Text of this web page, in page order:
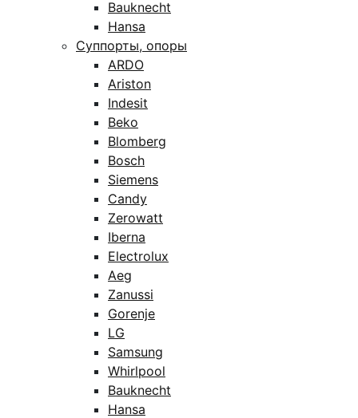
Bauknecht
Hansa
Суппорты, опоры
ARDO
Ariston
Indesit
Beko
Blomberg
Bosch
Siemens
Candy
Zerowatt
Iberna
Electrolux
Aeg
Zanussi
Gorenje
LG
Samsung
Whirlpool
Bauknecht
Hansa